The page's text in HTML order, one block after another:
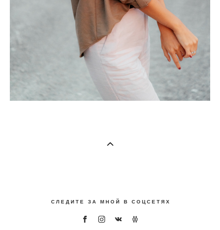
С Л Е Д И Т Е З А М Н О Й В С О Ц С Е Т Я Х